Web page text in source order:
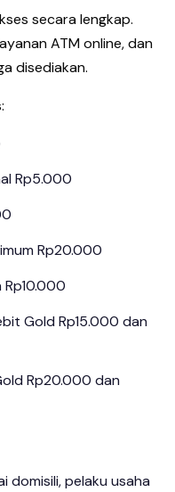
secara lengkap.
ATM online, dan
disediakan.
Rp5.000
Rp20.000
Gold Rp15.000 dan
Rp20.000 dan
domisili, pelaku usaha